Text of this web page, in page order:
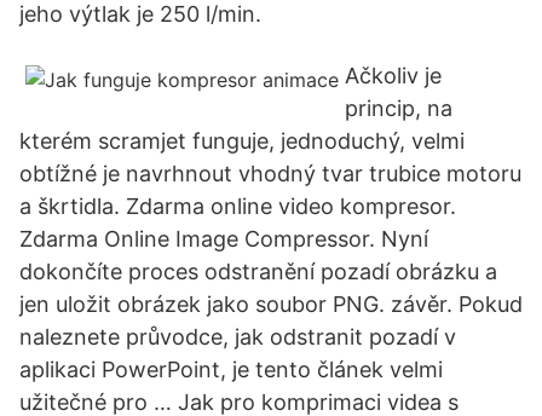
jeho výtlak je 250 l/min.
Ačkoliv je
princip, na
kterém scramjet funguje, jednoduchý, velmi
obtížné je navrhnout vhodný tvar trubice motoru
a škrtidla. Zdarma online video kompresor.
Zdarma Online Image Compressor. Nyní
dokončíte proces odstranění pozadí obrázku a
jen uložit obrázek jako soubor PNG. závěr. Pokud
naleznete průvodce, jak odstranit pozadí v
aplikaci PowerPoint, je tento článek velmi
užitečné pro … Jak pro komprimaci videa s